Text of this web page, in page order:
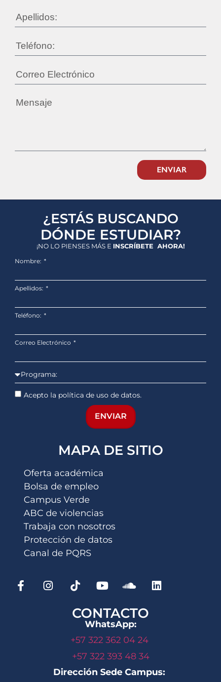
ENVIAR
¿ESTÁS BUSCANDO
DÓNDE ESTUDIAR?
¡NO LO PIENSES MÁS E INSCRÍBETE AHORA!
Nombre:
Apellidos:
Teléfono:
Correo Electrónico
Acepto la política de uso de datos.
ENVIAR
MAPA DE SITIO
Oferta académica
Bolsa de empleo
Campus Verde
ABC de violencias
Trabaja con nosotros
Protección de datos
Canal de PQRS
CONTACTO
WhatsApp:
+57 322 362 04 24
+57 322 393 48 34
Dirección Sede Campus: